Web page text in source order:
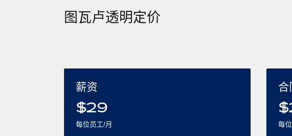
图瓦卢透明定价
薪资
$29
每位员工/月
合
$
每